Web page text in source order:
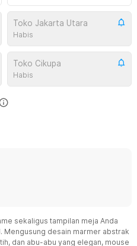
Toko Jakarta Utara
Habis
Toko Cikupa
Habis
sekaligus tampilan meja Anda
Mengusung desain marmer abstrak
dan abu-abu yang elegan, mouse